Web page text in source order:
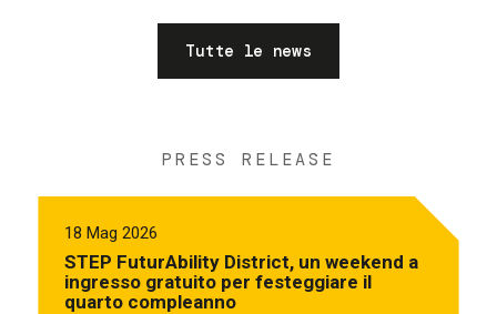
Tutte le news
PRESS RELEASE
18 Mag 2026
STEP FuturAbility District, un weekend a
ingresso gratuito per festeggiare il
quarto compleanno